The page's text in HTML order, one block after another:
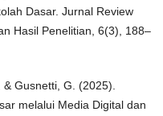
Dasar. Jurnal Review
Hasil Penelitian, 6(3), 188–
Gusnetti, G. (2025).
melalui Media Digital dan